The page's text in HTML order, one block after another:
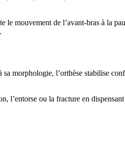
mouvement de l’avant-bras à la
morphologie, l’orthèse stabilise
l’entorse ou la fracture en